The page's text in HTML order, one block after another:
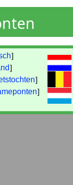
]
]
]
]